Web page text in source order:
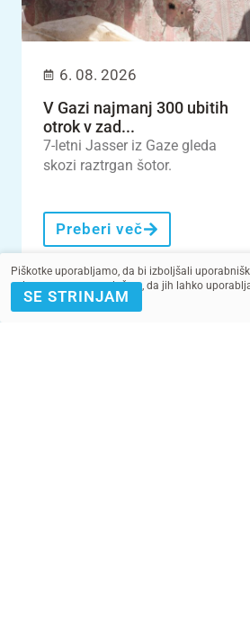
6. 08. 2026
V Gazi najmanj 300 ubitih
otrok v zad...
7-letni Jasser iz Gaze gleda
skozi raztrgan šotor.
Preberi več
Piškotke uporabljamo, da bi izboljšali
spletnega mesta soglašate, da jih lahko
SE STRINJAM